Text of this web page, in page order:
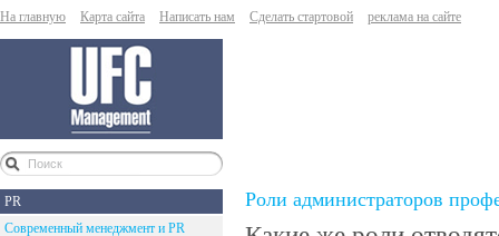
На главную Карта сайта Написать нам Сделать стартовой реклама на сайте
PR
Современный менеджмент и PR
Роли администраторов